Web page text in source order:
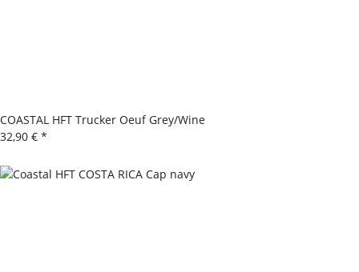
COASTAL HFT Trucker Oeuf Grey/Wine
32,90 € *